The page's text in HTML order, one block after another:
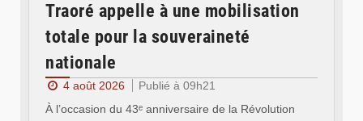
Traoré appelle à une mobilisation
totale pour la souveraineté
nationale
4 août 2026
Publié à 09h21
À l’occasion du 43ᵉ anniversaire de la Révolution